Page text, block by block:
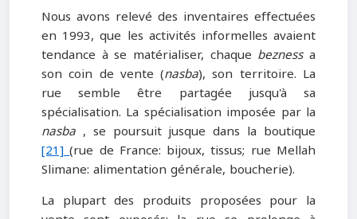
Nous avons relevé des inventaires effectuées
en 1993, que les activités informelles avaient
tendance à se matérialiser, chaque beznessa
son coin de vente (nasba), son territoire. La
rue semble être partagée jusqu'à sa
spécialisation. La spécialisation imposée par la
nasba , se poursuit jusque dans la boutique
[21](rue de France: bijoux, tissus; rue Mellah
Slimane: alimentation générale, boucherie).
La plupart des produits proposées pour la